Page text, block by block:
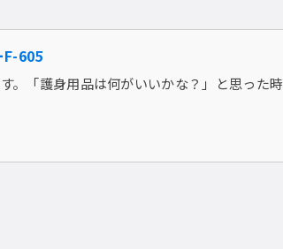
F-605
。「護身用品は何がいいかな？」と思った時